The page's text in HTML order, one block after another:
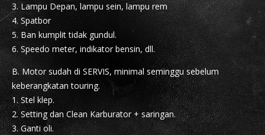
3. Lampu Depan, lampu sein, lampu rem
4. Spatbor
5. Ban kumplit tidak gundul.
6. Speedo meter, indikator bensin, dll.
B. Motor sudah di SERVIS, minimal seminggu sebelum
keberangkatan touring.
1. Stel klep.
2. Setting dan Clean Karburator + saringan.
3. Ganti oli.